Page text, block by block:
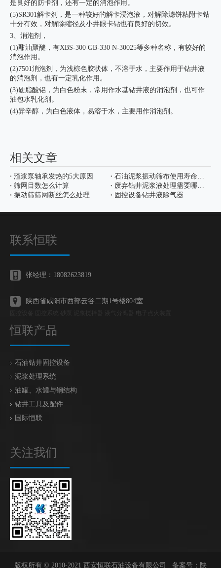
是良好的防卡剂，还有一定的消泡作用。
(5)SR301解卡剂，是一种较好的解卡浸泡液，对解除滤饼粘附卡钻
十分有效，对解除缩径及小井眼卡钻也有良好的切效。
3、消泡剂，
(1)酣油聚醚，有XBS-300 GB-330 N-30025等多种名称，有较好的
消泡作用。
(2)7501消泡剂，为浅棕色胶状体，不溶于水，主要作用于钻井液
的消泡剂，也有一定乳化作用。
(3)硬脂酸铝，为白色粉末，常用作水基钻井液的消泡剂，也可作
油包水乳化剂。
(4)异辛醇，为白色液体，易溶于水，主要用作消泡剂。
相关文章
渣浆泵轴承发热的5大原因
石油泥浆振动筛布使用寿命如何增加
筛网目数怎么计算
废弃钻井泥浆液处理需要哪些设备
振动筛筛网断丝怎么处理
固控设备钻井液除气器
联系恒联
张经理：18082623819
陕西省咸阳市西部云谷二期1号楼804室
恒联产品
石油钻井固控设备
泥浆处理系统
油罐、水罐与钢结构
钻井工具及配件
国际恒联
关注我们
版权所有 © 2010-2021 西安恒联石油设备有限公司 备案号： 陕